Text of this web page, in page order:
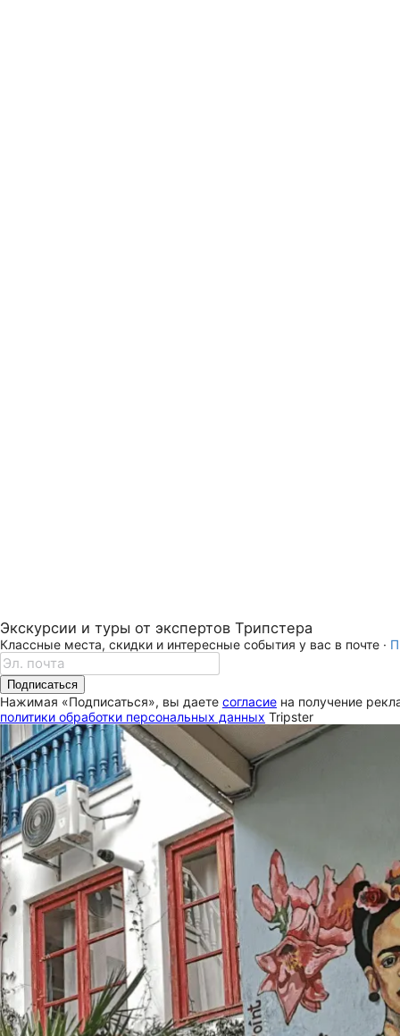
Экскурсии и туры от экспертов Трипстера
Классные места, скидки и интересные события у вас в почте ·
Подписаться
Нажимая «Подписаться», вы даете согласие на получение
политики обработки персональных данных Tripster